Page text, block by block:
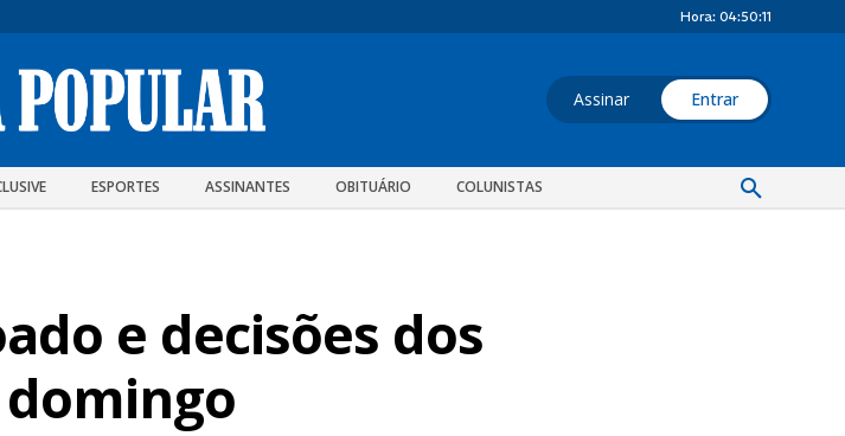
Hora: 04:50:13
Assinar Entrar
ESPORTES ASSINANTES OBITUÁRIO COLUNISTAS
e decisões dos